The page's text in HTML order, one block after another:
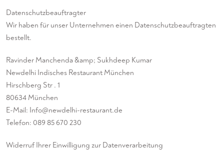
Datenschutz­beauftragter
Wir haben für unser Unternehmen einen Datenschutzbeauftragten
bestellt.
Ravinder Manchenda &amp; Sukhdeep Kumar
Newdelhi Indisches Restaurant München
Hirschberg Str . 1
80634 München
E-Mail: Info@newdelhi-restaurant.de
Telefon: 089 85 670 230
Widerruf Ihrer Einwilligung zur Datenverarbeitung